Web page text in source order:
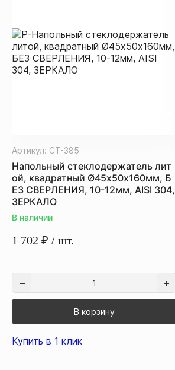
Артикул: СТ-385
Напольный стеклодержатель лит
ой, квадратный Ø45х50х160мм, Б
ЕЗ СВЕРЛЕНИЯ, 10-12мм, AISI 304,
ЗЕРКАЛО
В наличии
1 702 ₽ / шт.
В корзину
Купить в 1 клик